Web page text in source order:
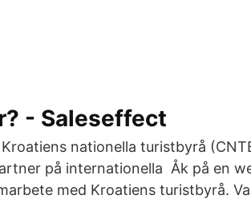
- Saleseffect
nationella turistbyrå
på internationella Åk på en
med Kroatiens turistbyrå.